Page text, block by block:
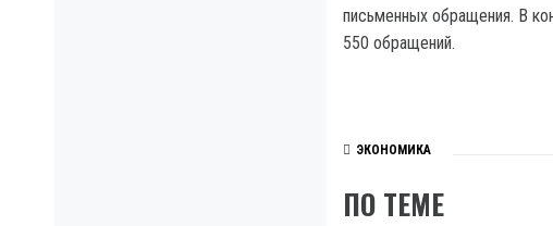
письменных обращения. В
550 обращений.
ЭКОНОМИКА
ПО ТЕМЕ